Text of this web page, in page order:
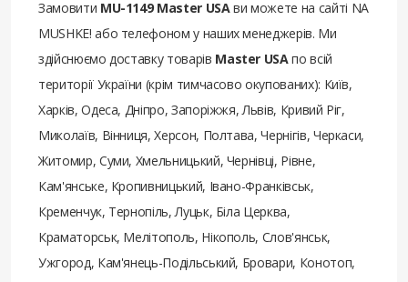
Замовити MU-1149 Master USAви можете на сайті NA
MUSHKE! або телефоном у наших менеджерів. Ми
здійснюємо доставку товарів Master USAпо всій
території України (крім тимчасово окупованих): Київ,
Харків, Одеса, Дніпро, Запоріжжя, Львів, Кривий Ріг,
Миколаїв, Вінниця, Херсон, Полтава, Чернігів, Черкаси,
Житомир, Суми, Хмельницький, Чернівці, Рівне,
Кам'янське, Кропивницький, Івано-Франківськ,
Кременчук, Тернопіль, Луцьк, Біла Церква,
Краматорськ, Мелітополь, Нікополь, Слов'янськ,
Ужгород, Кам'янець-Подільський, Бровари, Конотоп,